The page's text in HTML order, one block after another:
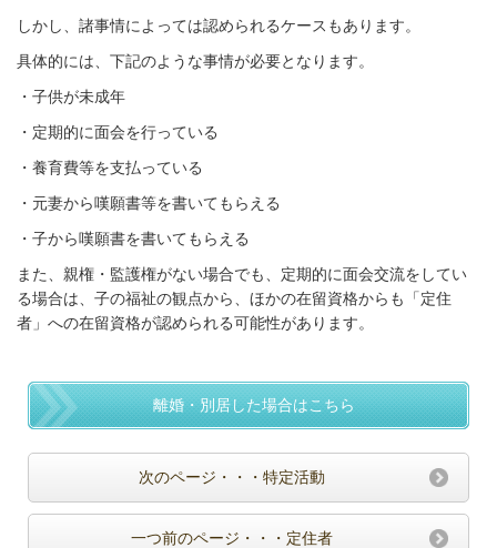
しかし、諸事情によっては認められるケースもあります。
具体的には、下記のような事情が必要となります。
・子供が未成年
・定期的に面会を行っている
・養育費等を支払っている
・元妻から嘆願書等を書いてもらえる
・子から嘆願書を書いてもらえる
また、親権・監護権がない場合でも、定期的に面会交流をしてい
る場合は、 子の福祉の観点から、ほかの在留資格からも「定住
者」への在留資格が認められる可能性があります。
離婚・別居した場合はこちら
次のページ・・・特定活動
一つ前のページ・・・定住者